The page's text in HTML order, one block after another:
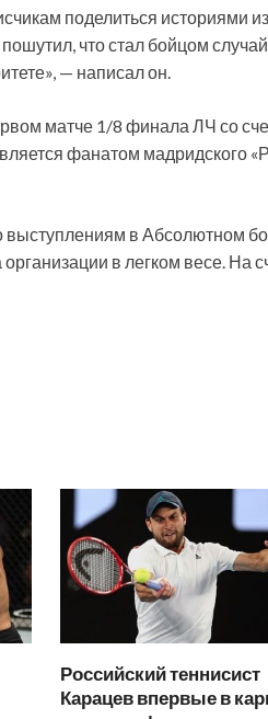
поделиться историями
что стал бойцом
— написал он.
матче 1/8 финала ЛЧ со
фанатом мадридского
выступлениям в Абсолютном
в легком весе. На
Российский теннисист
Карацев впервые в